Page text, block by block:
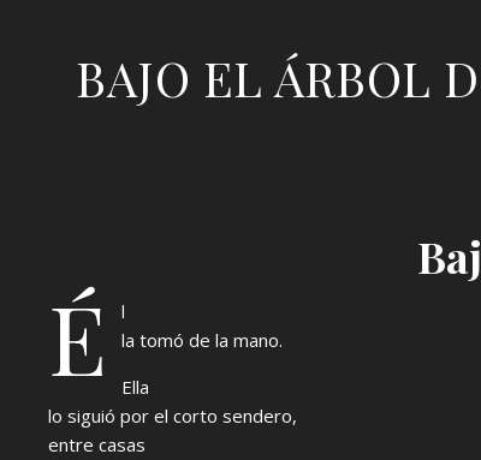
BAJO EL ÁRBOL
É
l
la tomó de la mano.
Ella
lo siguió por el corto sendero,
entre casas